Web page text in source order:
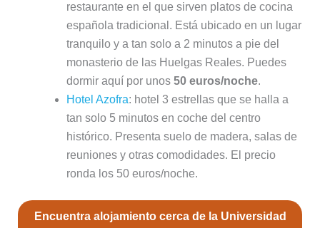
restaurante en el que sirven platos de cocina
española tradicional. Está ubicado en un lugar
tranquilo y a tan solo a 2 minutos a pie del
monasterio de las Huelgas Reales. Puedes
dormir aquí por unos 50 euros/noche.
Hotel Azofra: hotel 3 estrellas que se halla a
tan solo 5 minutos en coche del centro
histórico. Presenta suelo de madera, salas de
reuniones y otras comodidades. El precio
ronda los 50 euros/noche.
Encuentra alojamiento cerca de la Universidad